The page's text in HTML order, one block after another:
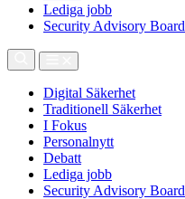
Lediga jobb
Security Advisory Board
Digital Säkerhet
Traditionell Säkerhet
I Fokus
Personalnytt
Debatt
Lediga jobb
Security Advisory Board